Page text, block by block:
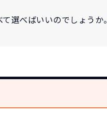
選べばいいのでしょうか。